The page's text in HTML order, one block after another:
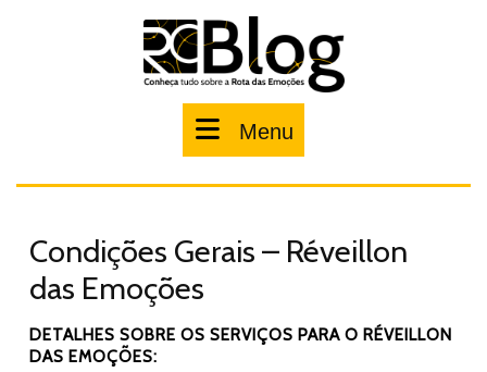
Menu
Condições Gerais – Réveillon
das Emoções
DETALHES SOBRE OS SERVIÇOS PARA O RÉVEILLON
DAS EMOÇÕES: